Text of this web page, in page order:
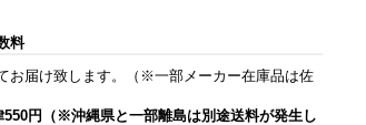
料
お届け致します。（※一部メーカー在庫品は佐
550円（※沖縄県と一部離島は別途送料が発生し